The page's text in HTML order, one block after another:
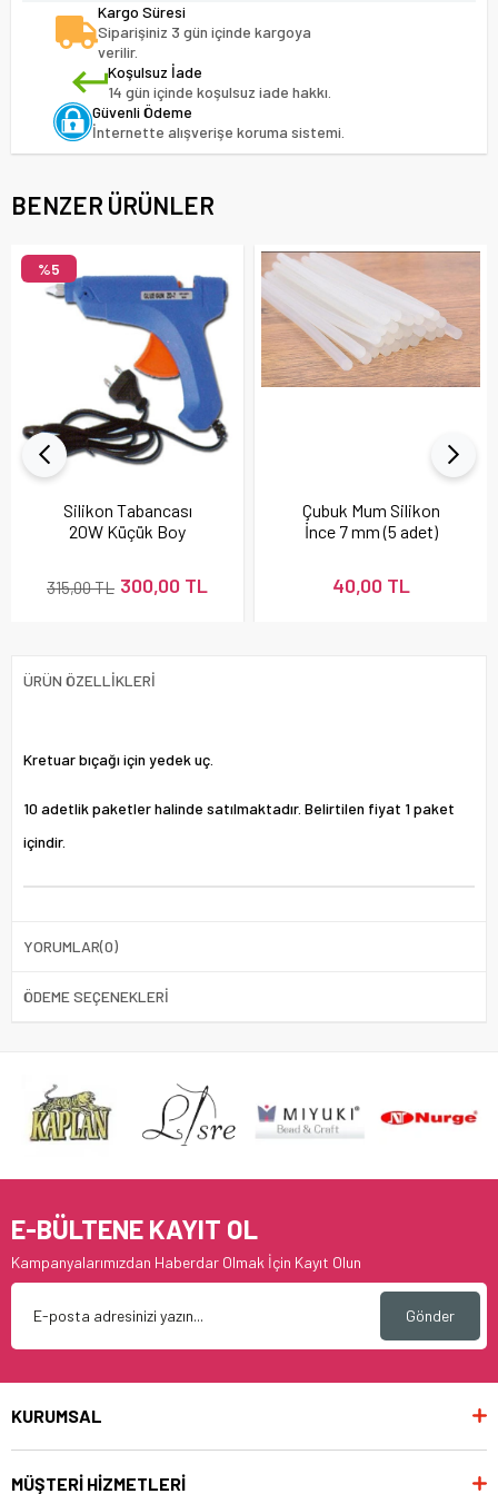
Kargo Süresi
Siparişiniz 3 gün içinde kargoya
verilir.
Koşulsuz İade
14 gün içinde koşulsuz iade hakkı.
Güvenli Ödeme
İnternette alışverişe koruma sistemi.
BENZER ÜRÜNLER
Silikon Tabancası
20W Küçük Boy
300,00 TL
315,00 TL
%5
Çubuk Mum Silikon
İnce 7 mm (5 adet)
40,00 TL
ÜRÜN ÖZELLIKLERI
Kretuar bıçağı için yedek uç.
10 adetlik paketler halinde satılmaktadır. Belirtilen fiyat 1 paket
içindir.
YORUMLAR(0)
ÖDEME SEÇENEKLERI
E-BÜLTENE KAYIT OL
Kampanyalarımızdan Haberdar Olmak İçin Kayıt Olun
Gönder
KURUMSAL
MÜŞTERİ HİZMETLERİ